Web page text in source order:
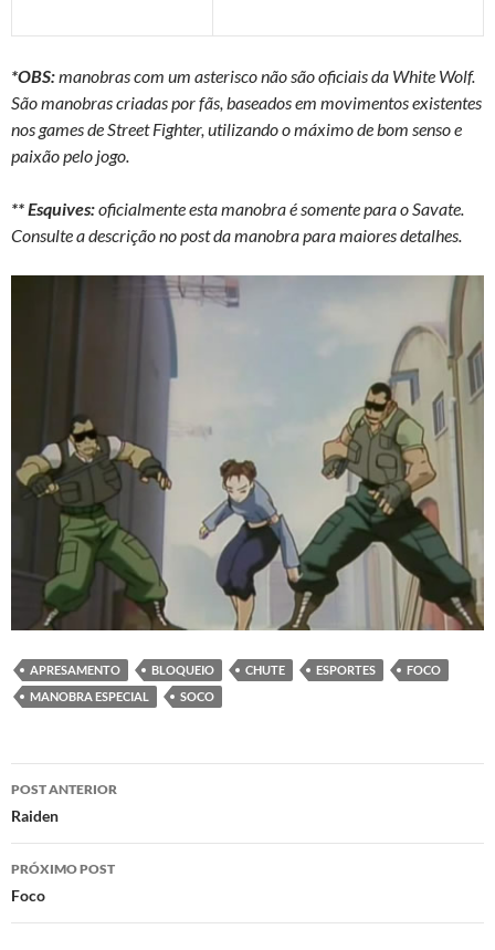
*OBS:manobras com um asterisco não são oficiais da White Wolf.
São manobras criadas por fãs, baseados em movimentos existentes
nos games de Street Fighter, utilizando o máximo de bom senso e
paixão pelo jogo.
** Esquives:oficialmente esta manobra é somente para o Savate.
Consulte a descrição no post da manobra para maiores detalhes.
APRESAMENTO BLOQUEIO CHUTE ESPORTES
FOCO
MANOBRA ESPECIAL
SOCO
Navegação
de
posts
POST ANTERIOR
Raiden
PRÓXIMO POST
Foco